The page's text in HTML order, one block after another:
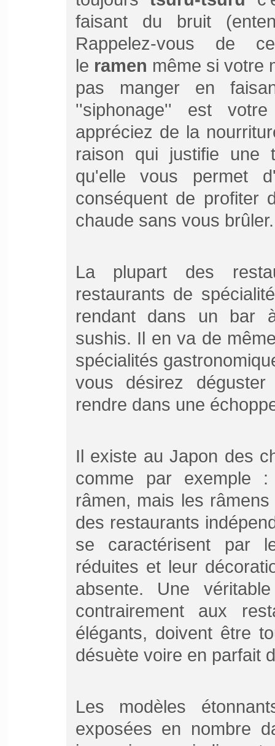
faisant du bruit
Rappelez-vous de
le ramen même si votre
pas manger en
''siphonage'' est
appréciez de la
raison qui justifie une
qu'elle vous permet
conséquent de profiter
chaude sans vous
La plupart des
restaurants de
rendant dans un bar
sushis. Il en va de
spécialités
vous désirez
rendre dans une
Il existe au Japon des
comme par exemple :
râmen, mais les
des restaurants
se caractérisent par
réduites et leur
absente. Une
contrairement aux
élégants, doivent être
désuète voire en parfait
Les modèles
exposées en nombre